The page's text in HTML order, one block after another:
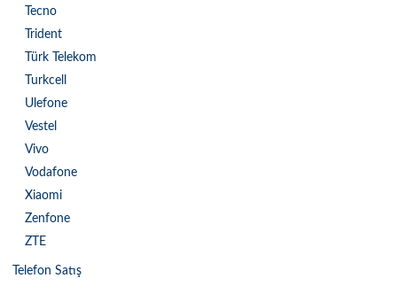
Tecno
Trident
Türk Telekom
Turkcell
Ulefone
Vestel
Vivo
Vodafone
Xiaomi
Zenfone
ZTE
Telefon Satış